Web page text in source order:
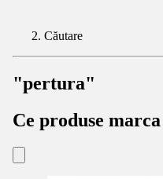
Căutare
"pertura"
Ce produse